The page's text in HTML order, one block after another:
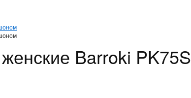
Barroki PK75S